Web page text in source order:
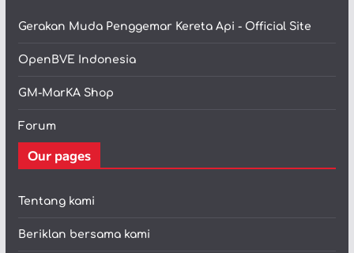
Gerakan Muda Penggemar Kereta Api - Official Site
OpenBVE Indonesia
GM-MarKA Shop
Forum
Our pages
Tentang kami
Beriklan bersama kami